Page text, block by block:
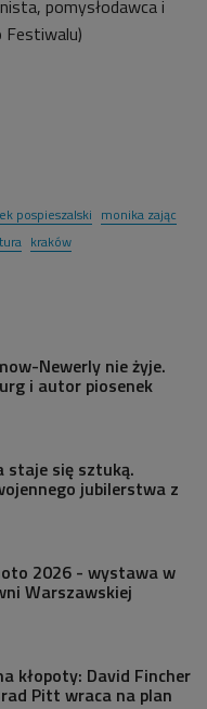
pomysłodawca i
pospieszalski monika zając
kraków
Newerly nie żyje.
i autor piosenek
staje się sztuką.
jubilerstwa z
2026 - wystawa w
Warszawskiej
kłopoty: David Fincher
Pitt wraca na plan